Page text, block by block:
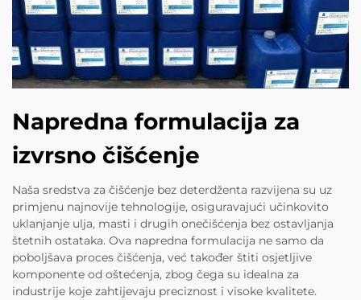
Napredna formulacija za
izvrsno čišćenje
Naša sredstva za čišćenje bez deterdženta razvijena su uz
primjenu najnovije tehnologije, osiguravajući učinkovito
uklanjanje ulja, masti i drugih onečišćenja bez ostavljanja
štetnih ostataka. Ova napredna formulacija ne samo da
poboljšava proces čišćenja, već također štiti osjetljive
komponente od oštećenja, zbog čega su idealna za
industrije koje zahtijevaju preciznost i visoke kvalitete.